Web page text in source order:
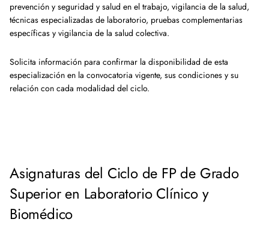
prevención y seguridad y salud en el trabajo, vigilancia de la salud,
técnicas especializadas de laboratorio, pruebas complementarias
específicas y vigilancia de la salud colectiva.
Solicita información para confirmar la disponibilidad de esta
especialización en la convocatoria vigente, sus condiciones y su
relación con cada modalidad del ciclo.
Asignaturas del Ciclo de FP de Grado
Superior en Laboratorio Clínico y
Biomédico